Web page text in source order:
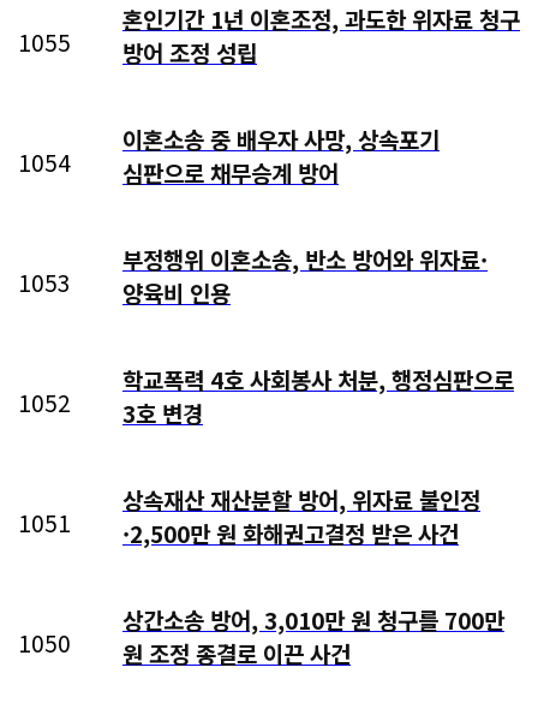
1055
혼인기간 1년 이혼조정, 과도한 위자료 청구
방어 조정 성립
1054
이혼소송 중 배우자 사망, 상속포기
심판으로 채무승계 방어
1053
부정행위 이혼소송, 반소 방어와 위자료·
양육비 인용
1052
학교폭력 4호 사회봉사 처분, 행정심판으로
3호 변경
1051
상속재산 재산분할 방어, 위자료 불인정
·2,500만 원 화해권고결정 받은 사건
1050
상간소송 방어, 3,010만 원 청구를 700만
원 조정 종결로 이끈 사건